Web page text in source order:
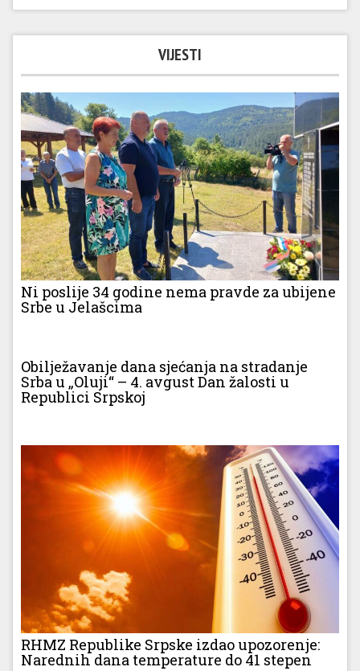
VIJESTI
Ni poslije 34 godine nema pravde za ubijene
Srbe u Jelašcima
Obilježavanje dana sjećanja na stradanje
Srba u „Oluji“ – 4. avgust Dan žalosti u
Republici Srpskoj
RHMZ Republike Srpske izdao upozorenje:
Narednih dana temperature do 41 stepen